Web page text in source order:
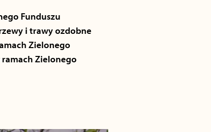
Funduszu
i trawy ozdobne
Zielonego
Zielonego